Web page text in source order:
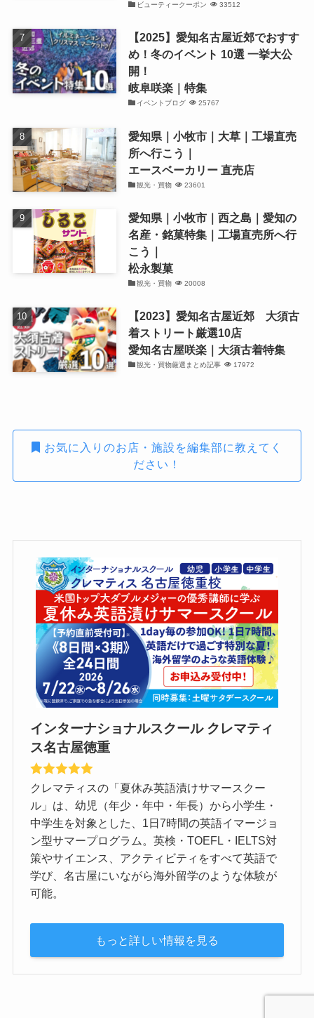
ビューティークーポン 33512
【2025】愛知名古屋近郊でおすす
め！冬のイベント 10選 一挙大公
開！
岐阜咲楽｜特集
イベントブログ 25767
愛知県｜小牧市｜大草｜工場直売
所へ行こう｜
エースベーカリー 直売店
観光・買物 23601
愛知県｜小牧市｜西之島｜愛知の
名産・銘菓特集｜工場直売所へ行
こう｜
松永製菓
観光・買物 20008
【2023】愛知名古屋近郊 大須古
着ストリート厳選10店
愛知名古屋咲楽｜大須古着特集
観光・買物厳選まとめ記事 17972
お気に入りのお店・施設を編集部に教えてく
ださい！
インターナショナルスクール クレマティ
ス名古屋徳重
クレマティスの「夏休み英語漬けサマースクー
ル」は、幼児（年少・年中・年長）から小学生・
中学生を対象とした、1日7時間の英語イマージョ
ン型サマープログラム。英検・TOEFL・IELTS対
策やサイエンス、アクティビティをすべて英語で
学び、名古屋にいながら海外留学のような体験が
可能。
もっと詳しい情報を見る